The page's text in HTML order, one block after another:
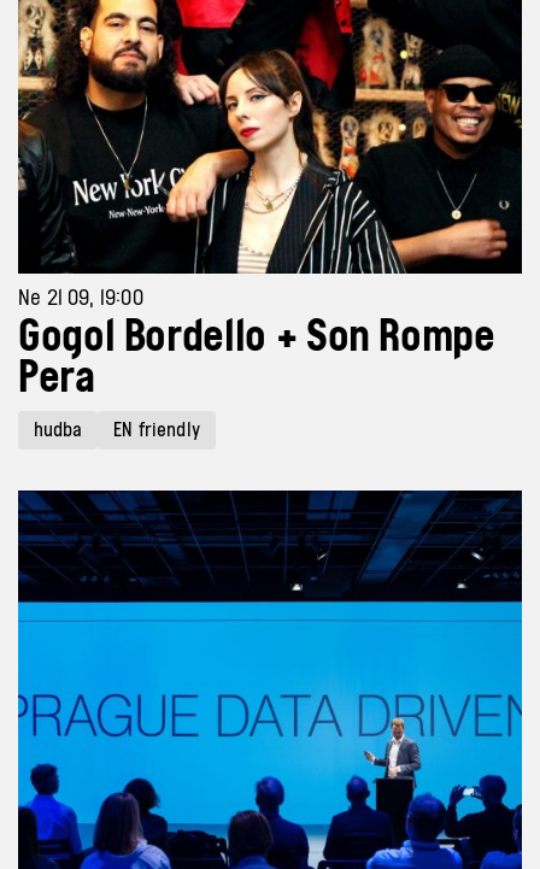
Ne 21 09, 19:00
Gogol Bordello + Son Rompe
Pera
hudba EN friendly